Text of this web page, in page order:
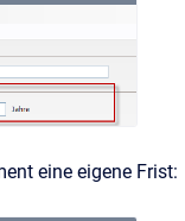
eine eigene Frist: